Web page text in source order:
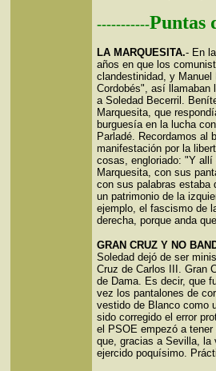
-----------Puntas
LA MARQUESITA.- En
años en que los
clandestinidad, y
Cordobés", así llamaban
a Soledad Becerril.
Marquesita, que
burguesía en la lucha
Parladé. Recordamos al
manifestación por la
cosas, engloriado: "Y allí
Marquesita, con sus
con sus palabras estaba
un patrimonio de la
ejemplo, el fascismo de
derecha, porque anda
GRAN CRUZ Y NO
Soledad dejó de ser
Cruz de Carlos III. Gran
de Dama. Es decir, que
vez los pantalones de
vestido de Blanco como
sido corregido el error
el PSOE empezó a
que, gracias a Sevilla, la
ejercido poquísimo.